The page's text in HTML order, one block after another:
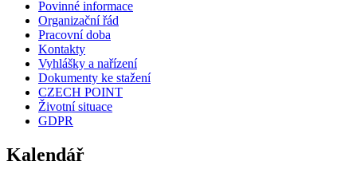
Povinné informace
Organizační řád
Pracovní doba
Kontakty
Vyhlášky a nařízení
Dokumenty ke stažení
CZECH POINT
Životní situace
GDPR
Kalendář